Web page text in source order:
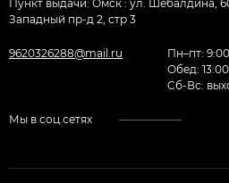
Пункт выдачи: Омск : ул. Шебалдина,
Западный пр-д 2, стр 3
9620326288@mail.ru
Пн–пт:
Обед:
Cб-Вс:
Мы в соц.сетях